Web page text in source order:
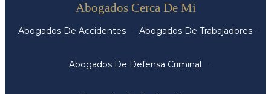
Abogados Cerca De Mi
Abogados De Accidentes Abogados De Trabajadores
Abogados De Defensa Criminal